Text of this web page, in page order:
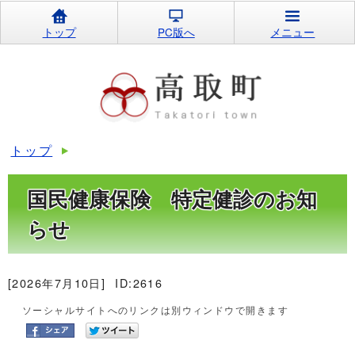
トップ PC版へ メニュー
トップ
国民健康保険 特定健診のお知
らせ
[2026年7月10日] ID:2616
ソーシャルサイトへのリンクは別ウィンドウで開きます